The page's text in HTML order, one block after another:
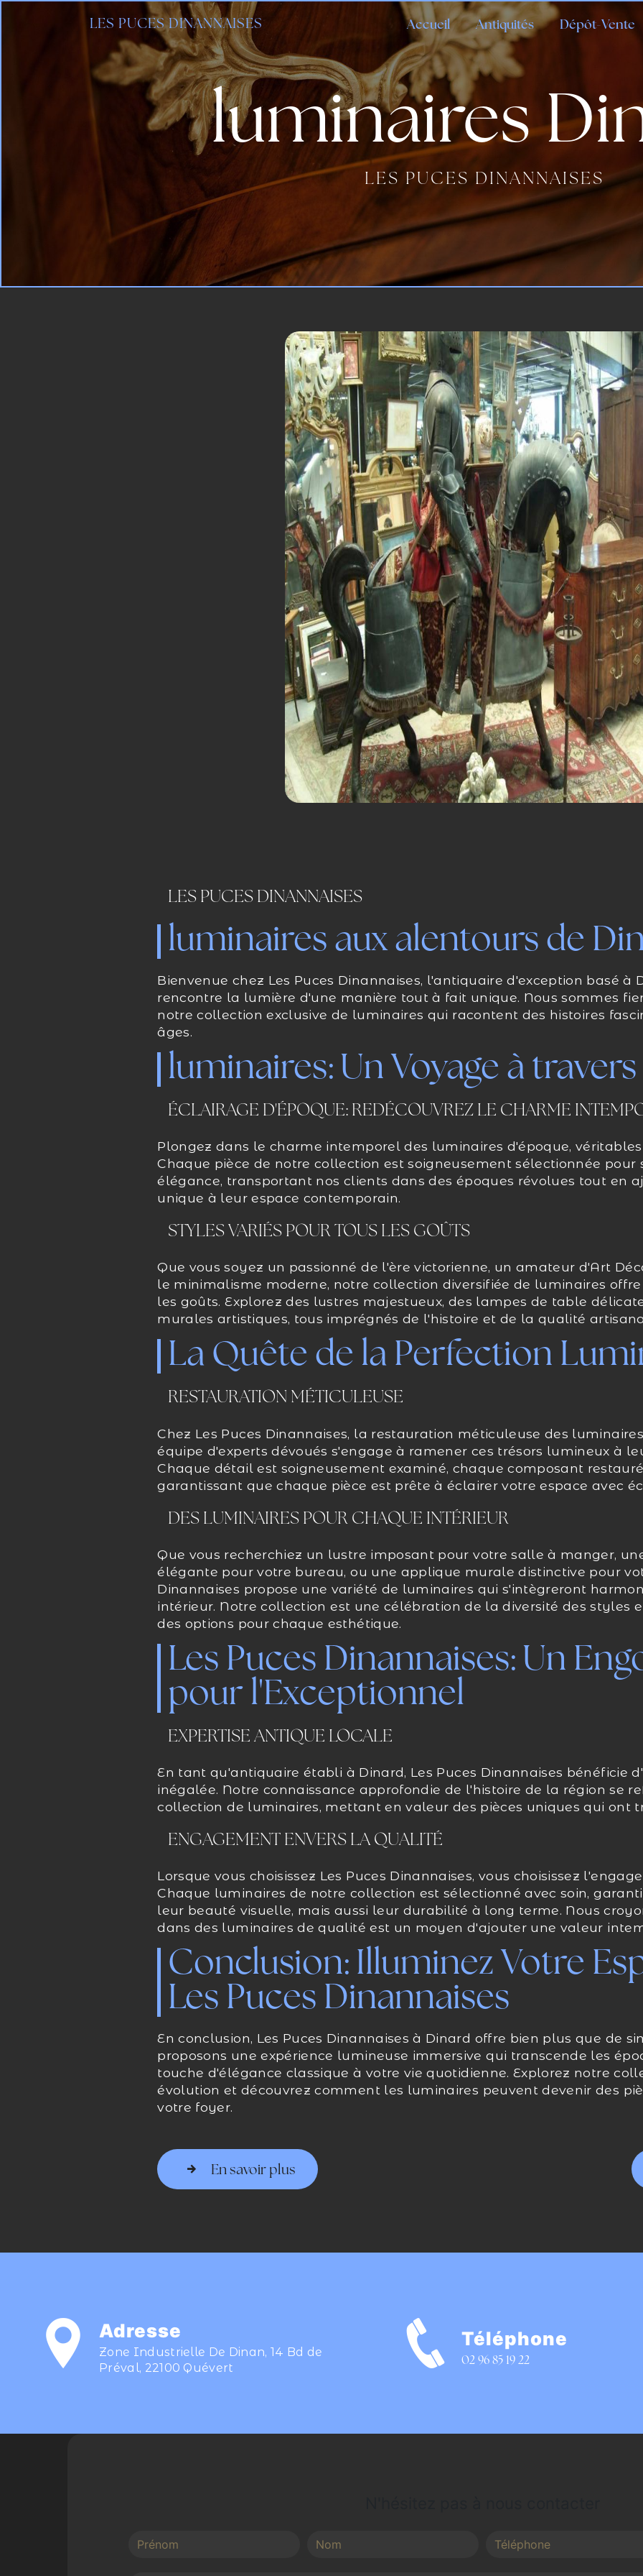
LES PUCES DINANNAISES Accueil Antiquités Dépôt-Vente
luminaires
LES PUCES DINANNAISES
LES PUCES DINANNAISES
luminaires aux alentours de
Bienvenue chez Les Puces Dinannaises, l'antiquaire d'exception basé à
rencontre la lumière d'une manière tout à fait unique. Nous sommes
notre collection exclusive de luminaires qui racontent des histoires
âges.
luminaires: Un Voyage à
ÉCLAIRAGE D'ÉPOQUE: REDÉCOUVREZ LE CHARME
Plongez dans le charme intemporel des luminaires d'époque,
Chaque pièce de notre collection est soigneusement sélectionnée pour
élégance, transportant nos clients dans des époques révolues tout en
unique à leur espace contemporain.
STYLES VARIÉS POUR TOUS LES GOÛTS
Que vous soyez un passionné de l'ère victorienne, un amateur d'Art
le minimalisme moderne, notre collection diversifiée de luminaires
les goûts. Explorez des lustres majestueux, des lampes de table
murales artistiques, tous imprégnés de l'histoire et de la qualité
La Quête de la Perfection
RESTAURATION MÉTICULEUSE
Chez Les Puces Dinannaises, la restauration méticuleuse des
équipe d'experts dévoués s'engage à ramener ces trésors lumineux à
Chaque détail est soigneusement examiné, chaque composant
garantissant que chaque pièce est prête à éclairer votre espace avec
DES LUMINAIRES POUR CHAQUE INTÉRIEUR
Que vous recherchiez un lustre imposant pour votre salle à manger,
élégante pour votre bureau, ou une applique murale distinctive pour
Dinannaises propose une variété de luminaires qui s'intègreront
intérieur. Notre collection est une célébration de la diversité des styles
des options pour chaque esthétique.
Les Puces Dinannaises: Un
pour l'Exceptionnel
EXPERTISE ANTIQUE LOCALE
En tant qu'antiquaire établi à Dinard, Les Puces Dinannaises bénéficie
inégalée. Notre connaissance approfondie de l'histoire de la région se
collection de luminaires, mettant en valeur des pièces uniques qui ont
ENGAGEMENT ENVERS LA QUALITÉ
Lorsque vous choisissez Les Puces Dinannaises, vous choisissez
Chaque luminaires de notre collection est sélectionné avec soin,
leur beauté visuelle, mais aussi leur durabilité à long terme. Nous
dans des luminaires de qualité est un moyen d'ajouter une valeur
Conclusion: Illuminez Votre
Les Puces Dinannaises
En conclusion, Les Puces Dinannaises à Dinard offre bien plus que de
proposons une expérience lumineuse immersive qui transcende les
touche d'élégance classique à votre vie quotidienne. Explorez notre
évolution et découvrez comment les luminaires peuvent devenir des
votre foyer.
En savoir plus
Adresse
Zone Industrielle De Dinan, 14 Bd de
Préval, 22100 Quévert
Téléphone
02 96 85 19 22
Panneau de gestion des cookies